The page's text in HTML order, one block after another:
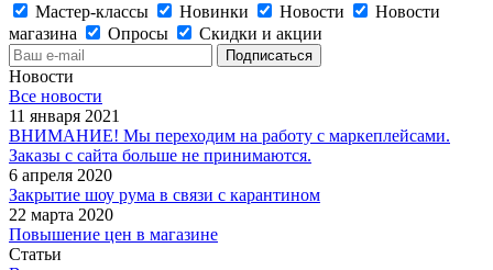
Мастер-классы
Новинки Новости
Новости
магазина
Опросы Скидки и акции
Новости
Все новости
11 января 2021
ВНИМАНИЕ! Мы переходим на работу с маркеплейсами.
Заказы с сайта больше не принимаются.
6 апреля 2020
Закрытие шоу рума в связи с карантином
22 марта 2020
Повышение цен в магазине
Статьи